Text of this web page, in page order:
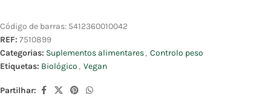
Código de barras: 5412360010042
REF: 7510899
Categorias: Suplementos alimentares, Controlo peso
Etiquetas: Biológico , Vegan
Partilhar: